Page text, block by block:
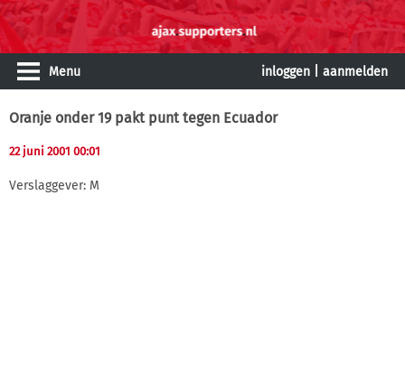
Menu inloggen aanmelden
Oranje onder 19 pakt punt tegen Ecuador
22 juni 2001 00:01
Verslaggever: M